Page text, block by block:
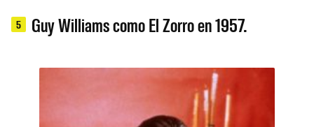
5 Guy Williams como El Zorro en 1957.